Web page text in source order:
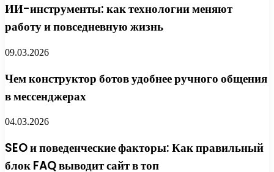
ИИ-инструменты: как технологии меняют
работу и повседневную жизнь
09.03.2026
Чем конструктор ботов удобнее ручного общения
в мессенджерах
04.03.2026
SEO и поведенческие факторы: Как правильный
блок FAQ выводит сайт в топ